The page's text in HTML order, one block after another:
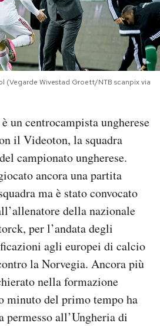
(Vegarde Wivestad Groett/NTB scanpix via
un centrocampista ungherese
il Videoton, la squadra
campionato ungherese.
ancora una partita
ma è stato convocato
della nazionale
per l’andata degli
agli europei di calcio
la Norvegia. Ancora più
nella formazione
minuto del primo tempo ha
permesso all’Ungheria di